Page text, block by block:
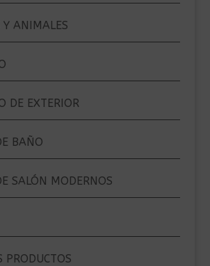
Y ANIMALES
DE EXTERIOR
BAÑO
SALÓN MODERNOS
PRODUCTOS